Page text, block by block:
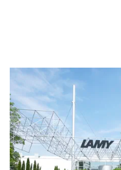
Lettering Workshop
Écriture créative
LAMY Stories
LAMY dialog urushi
Entreprise